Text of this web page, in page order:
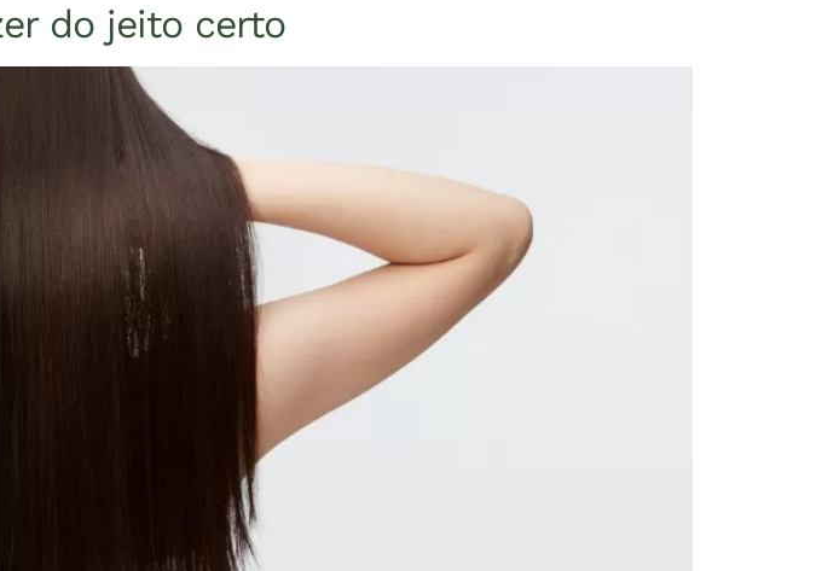
do jeito certo